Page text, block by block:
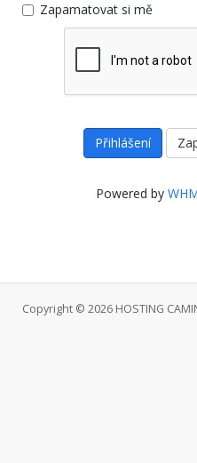
Zapamatovat si mě
Powered by
Copyright © 2026 HOSTING